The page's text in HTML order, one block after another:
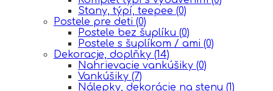
Stany, týpí, teepee (0)
Postele pre deti (0)
Postele bez šuplíku (0)
Postele s šuplíkom / ami (0)
Dekoracje, doplňky (14)
Nahrievacie vankúšiky (0)
Vankúšiky (7)
Nálepky, dekorácie na stenu (1)